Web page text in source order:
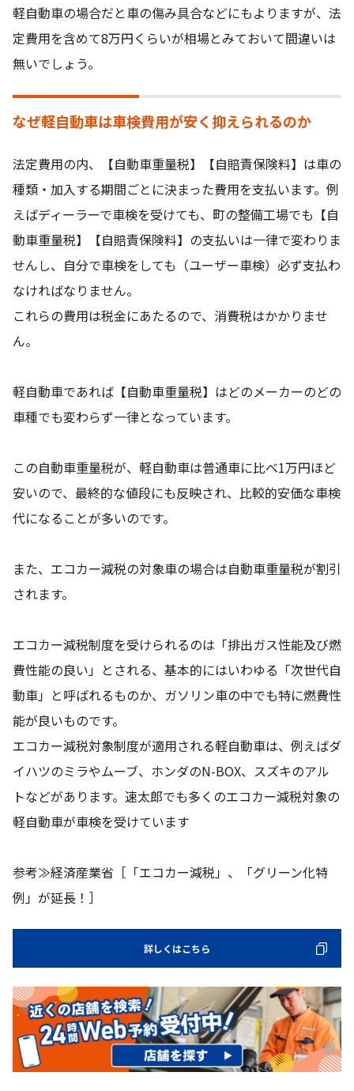
軽自動車の場合だと車の傷み具合などにもよりますが、法
定費用を含めて8万円くらいが相場とみておいて間違いは
無いでしょう。
なぜ軽自動車は車検費用が安く抑えられるのか
法定費用の内、【自動車重量税】【自賠責保険料】は車の
種類・加入する期間ごとに決まった費用を支払います。例
えばディーラーで車検を受けても、町の整備工場でも【自
動車重量税】【自賠責保険料】の支払いは一律で変わりま
せんし、自分で車検をしても（ユーザー車検）必ず支払わ
なければなりません。
これらの費用は税金にあたるので、消費税はかかりませ
ん。
軽自動車であれば【自動車重量税】はどのメーカーのどの
車種でも変わらず一律となっています。
この自動車重量税が、軽自動車は普通車に比べ1万円ほど
安いので、最終的な値段にも反映され、比較的安価な車検
代になることが多いのです。
また、エコカー減税の対象車の場合は自動車重量税が割引
されます。
エコカー減税制度を受けられるのは「排出ガス性能及び燃
費性能の良い」とされる、基本的にはいわゆる「次世代自
動車」と呼ばれるものか、ガソリン車の中でも特に燃費性
能が良いものです。
エコカー減税対象制度が適用される軽自動車は、例えばダ
イハツのミラやムーブ、ホンダのN-BOX、スズキのアル
トなどがあります。速太郎でも多くのエコカー減税対象の
軽自動車が車検を受けています
参考≫経済産業省［「エコカー減税」、「グリーン化特
例」が延長！］
詳しくはこちら